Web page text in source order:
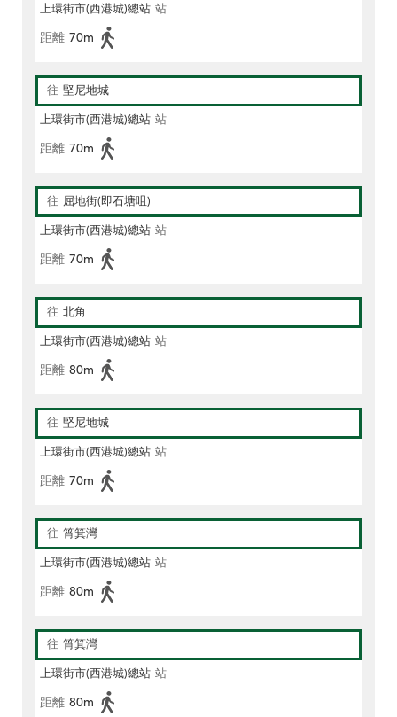
上環街市(西港城)總站 站
距離 70m
往 堅尼地城
上環街市(西港城)總站 站
距離 70m
往 屈地街(即石塘咀)
上環街市(西港城)總站 站
距離 70m
往 北角
上環街市(西港城)總站 站
距離 80m
往 堅尼地城
上環街市(西港城)總站 站
距離 70m
往 筲箕灣
上環街市(西港城)總站 站
距離 80m
往 筲箕灣
上環街市(西港城)總站 站
距離 80m